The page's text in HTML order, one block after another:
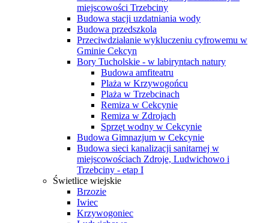
miejscowości Trzebciny
Budowa stacji uzdatniania wody
Budowa przedszkola
Przeciwdziałanie wykluczeniu cyfrowemu w
Gminie Cekcyn
Bory Tucholskie - w labiryntach natury
Budowa amfiteatru
Plaża w Krzywogońcu
Plaża w Trzebcinach
Remiza w Cekcynie
Remiza w Zdrojach
Sprzęt wodny w Cekcynie
Budowa Gimnazjum w Cekcynie
Budowa sieci kanalizacji sanitarnej w
miejscowościach Zdroje, Ludwichowo i
Trzebciny - etap I
Świetlice wiejskie
Brzozie
Iwiec
Krzywogoniec